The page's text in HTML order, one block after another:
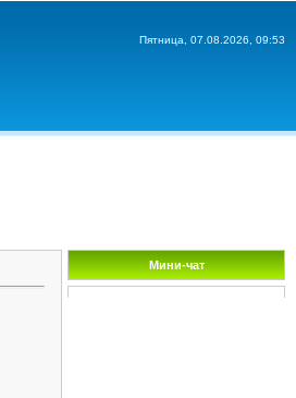
Пятница, 07.08.2026, 09:53
Мини-чат